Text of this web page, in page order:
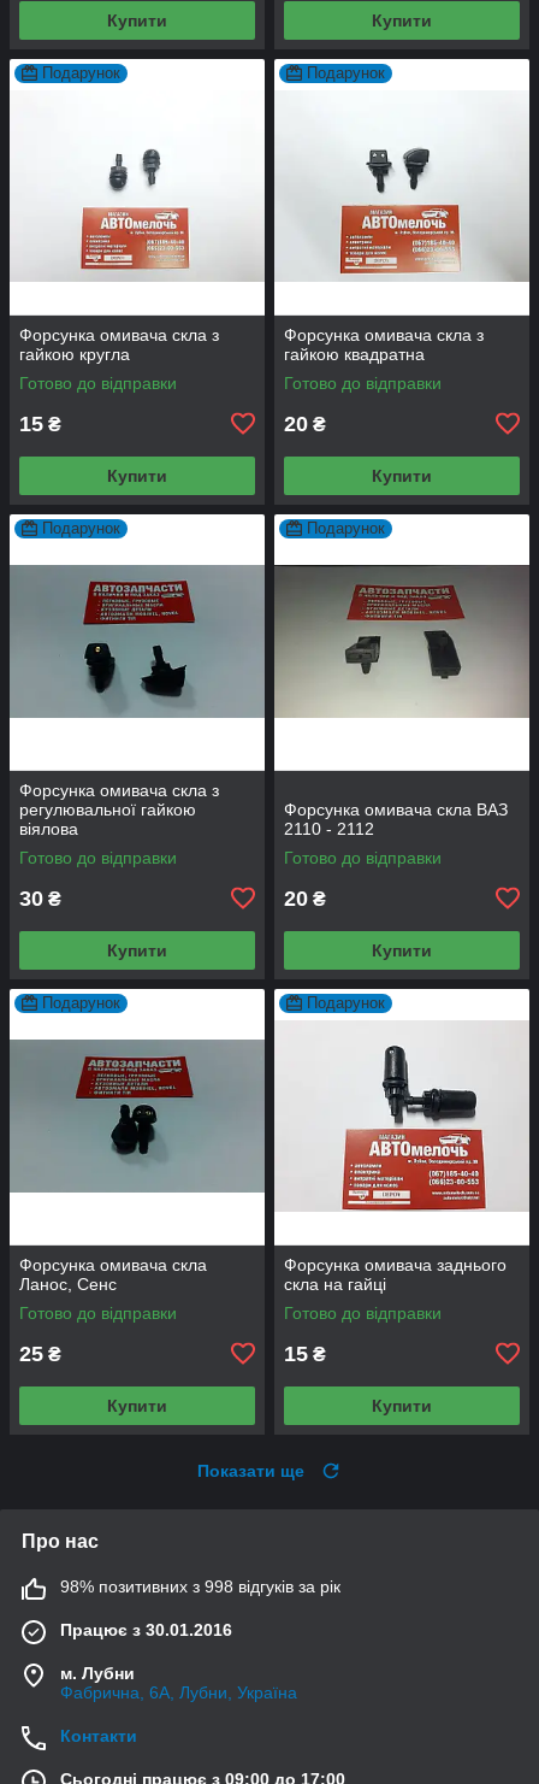
Купити Купити
Подарунок
Форсунка омивача скла з
гайкою кругла
Готово до відправки
15 ₴
Купити
Подарунок
Форсунка омивача скла з
гайкою квадратна
Готово до відправки
20 ₴
Купити
Подарунок
Форсунка омивача скла з
регулювальної гайкою
віялова
Готово до відправки
30 ₴
Купити
Подарунок
Форсунка омивача скла ВАЗ
2110 - 2112
Готово до відправки
20 ₴
Купити
Подарунок
Форсунка омивача скла
Ланос, Сенс
Готово до відправки
25 ₴
Купити
Подарунок
Форсунка омивача заднього
скла на гайці
Готово до відправки
15 ₴
Купити
Показати ще
Про нас
98% позитивних з 998 відгуків за рік
Працює з 30.01.2016
м. Лубни
Фабрична, 6А, Лубни, Україна
Контакти
Сьогодні працює з 09:00 до 17:00